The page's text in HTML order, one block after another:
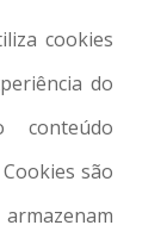
cookies
do
são